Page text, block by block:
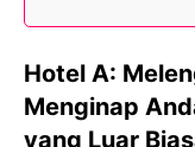
Hotel A:
Menginap
yang Luar